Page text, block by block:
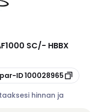
SC/- HBBX
ID100028965
hinnan ja